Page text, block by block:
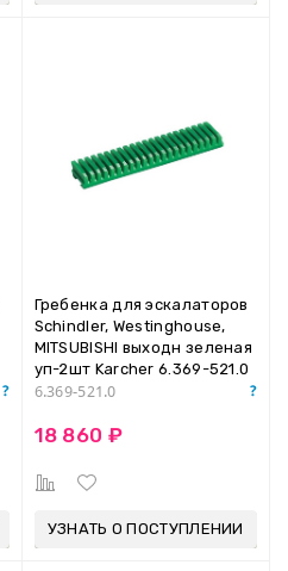
Гребенка для эскалаторов
Schindler, Westinghouse,
MITSUBISHI выходн зеленая
уп-2шт Karcher 6.369-521.0
6.369-521.0
18 860 ₽
УЗНАТЬ О ПОСТУПЛЕНИИ